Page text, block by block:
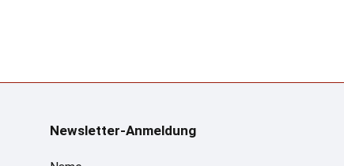
Newsletter-Anmeldung